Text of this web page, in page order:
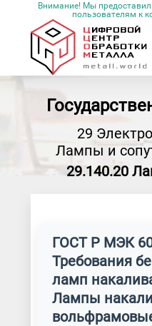
Внимание! Мы
пользователям к
29
Лампы и
29.140.20
ГОСТ Р МЭК
Требования
ламп
Лампы